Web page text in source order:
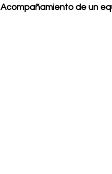
Acompañamiento de un